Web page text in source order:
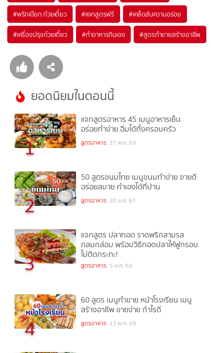
#พริกเปียก ก๋วยเตี๋ยว #แจกสูตรฟรี #เคล็ดลับความอร่อย
#เครื่องปรุงก๋วยเตี๋ยว #ทำอาหารกินเอง #สูตรทำขายสร้างอาชีพ
ยอดนิยมในตอนนี้
1
แจกสูตรอาหาร 45 เมนูอาหารเย็น
อร่อยทำง่าย อิ่มได้ทั้งครอบครัว
สูตรอาหาร 27 พ.ค. 69
2
50 สูตรขนมไทย เมนูขนมทำง่าย ขายดี
อร่อยสบาย ทำเองได้ที่บ้าน
สูตรอาหาร 30 ม.ค. 67
3
แจกสูตร ปลาทอด ราดพริกสามรส
กลมกล่อม พร้อมวิธีทอดปลาให้ฟูกรอบ
ไม่ติดกระทะ!
สูตรอาหาร 5 ม.ค. 69
4
60 สูตร เมนูทำขาย หน้าโรงเรียน เมนู
สร้างอาชีพ ขายง่าย กำไรดี
สูตรอาหาร 13 พ.ค. 69